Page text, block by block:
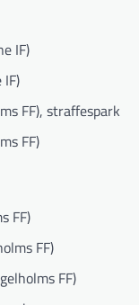
IF)
FF), straffespark
FF)
FF)
FF)
FF)